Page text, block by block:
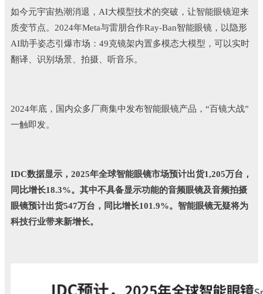
如今元宇宙热潮消退，AI大模型技术的突破，让智能眼镜迎来
质变节点。2024年Meta与雷朋合作Ray-Ban智能眼镜，以隐形
AI助手姿态引爆市场：49克镜架内置多模态大模型，可以实时
翻译、识别场景、拍摄、听音乐。
2024年底，国内众多厂商集中发布智能眼镜产品，“百镜大战”
一触即发。
IDC数据显示，2025年全球智能眼镜市场预计出货1,205万台，
同比增长18.3%。其中不具备显示功能的音频眼镜及音频拍摄
眼镜预计出货547万台，同比增长101.9%。智能眼镜无疑将为
科技行业带来新增长。